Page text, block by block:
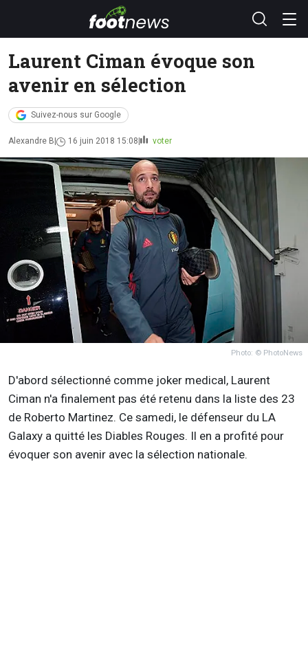
Laurent Ciman évoque son
avenir en sélection
Suivez-nous sur Google
Alexandre B 16 juin 2018 15:08 voter
Photo: © PhotoNews
D'abord sélectionné comme joker medical, Laurent
Ciman n'a finalement pas été retenu dans la liste des 23
de Roberto Martinez. Ce samedi, le défenseur du LA
Galaxy a quitté les Diables Rouges. Il en a profité pour
évoquer son avenir avec la sélection nationale.